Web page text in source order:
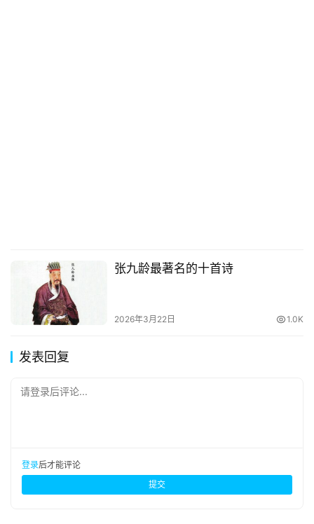
张九龄最著名的十首诗
2026年3月22日 1.0K
发表回复
请登录后评论...
登录后才能评论
提交